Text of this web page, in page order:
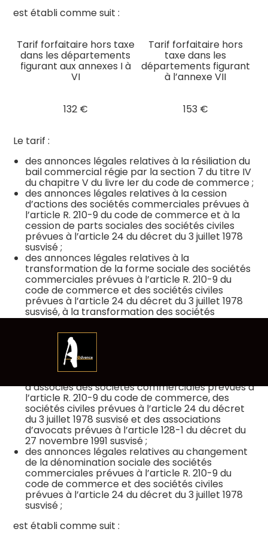
est établi comme suit :
Tarif forfaitaire hors taxe
dans les départements
figurant aux annexes I à
VI
Tarif forfaitaire hors
taxe dans les
départements figurant
à l’annexe VII
132 € 153 €
Le tarif :
des annonces légales relatives à la résiliation du
bail commercial régie par la section 7 du titre IV
du chapitre V du livre Ier du code de commerce ;
des annonces légales relatives à la cession
d’actions des sociétés commerciales prévues à
l’article R. 210-9 du code de commerce et à la
cession de parts sociales des sociétés civiles
prévues à l’article 24 du décret du 3 juillet 1978
susvisé ;
des annonces légales relatives à la
transformation de la forme sociale des sociétés
commerciales prévues à l’article R. 210-9 du
code de commerce et des sociétés civiles
prévues à l’article 24 du décret du 3 juillet 1978
susvisé, à la transformation des sociétés
anonymes en sociétés européennes prévues à
l’article R. 229-20 du code de commerce et à la
transformation des sociétés européennes en
sociétés anonymes prévues à l’article R. 229-26
du code de commerce ;
des annonces légales relatives aux mouvements
d’associés des sociétés commerciales prévues à
l’article R. 210-9 du code de commerce, des
sociétés civiles prévues à l’article 24 du décret
du 3 juillet 1978 susvisé et des associations
d’avocats prévues à l’article 128-1 du décret du
27 novembre 1991 susvisé ;
des annonces légales relatives au changement
de la dénomination sociale des sociétés
commerciales prévues à l’article R. 210-9 du
code de commerce et des sociétés civiles
prévues à l’article 24 du décret du 3 juillet 1978
susvisé ;
est établi comme suit :